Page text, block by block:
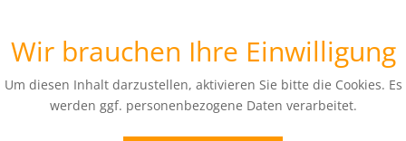
Wir brauchen Ihre Einwilligung
Um diesen Inhalt darzustellen, aktivieren Sie bitte die Cookies. Es
werden ggf. personenbezogene Daten verarbeitet.